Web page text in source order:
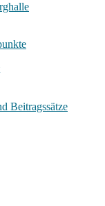
Beitragssätze